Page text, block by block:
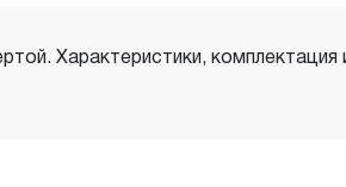
Характеристики,